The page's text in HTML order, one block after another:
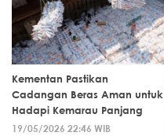
Kementan Pastikan
Cadangan Beras Aman untuk
Hadapi Kemarau Panjang
19/05/2026 22:46 WIB